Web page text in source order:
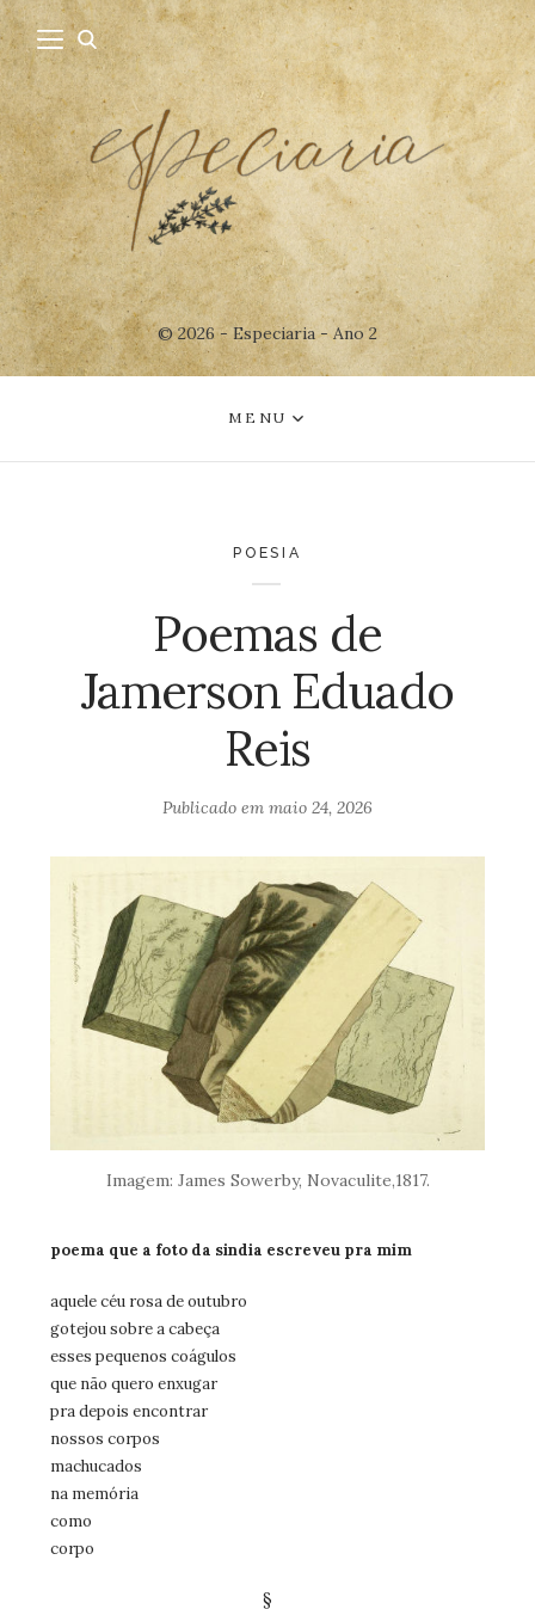
© 2026 - Especiaria - Ano 2
MENU
POESIA
Poemas de
Jamerson Eduado
Reis
Publicado em maio 24, 2026
Imagem: James Sowerby, Novaculite,1817.
poema que a foto da sindia escreveu pra mim
aquele céu rosa de outubro
gotejou sobre a cabeça
esses pequenos coágulos
que não quero enxugar
pra depois encontrar
nossos corpos
machucados
na memória
como
corpo
§